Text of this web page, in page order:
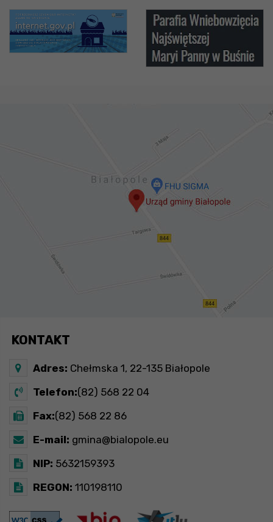
KONTAKT
Adres: Chełmska 1, 22-135 Białopole
Telefon:(82) 568 22 04
Fax:(82) 568 22 86
E-mail: gmina@bialopole.eu
NIP: 5632159393
REGON: 110198110